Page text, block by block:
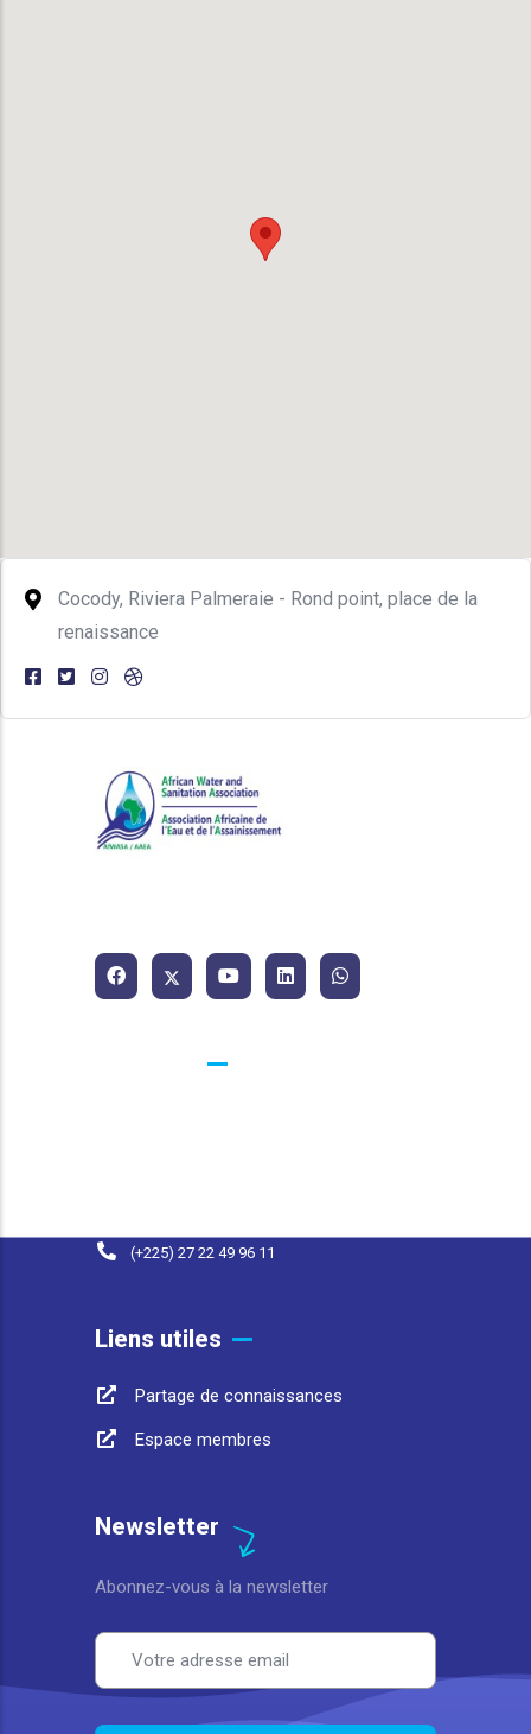
Cocody, Riviera Palmeraie - Rond point, place de la
renaissance
(+225) 27 22 49 96 11
Liens utiles
Partage de connaissances
Espace membres
Newsletter
Abonnez-vous à la newsletter
Email